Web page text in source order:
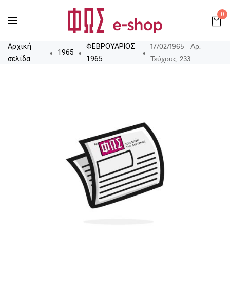
0
Αρχική
σελίδα
1965
ΦΕΒΡΟΥΑΡΙΟΣ
1965
17/02/1965 – Αρ.
Τεύχους: 233